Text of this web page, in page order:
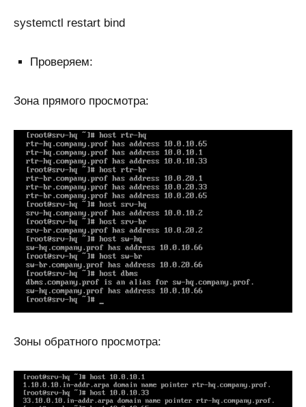
systemctl restart bind
Проверяем:
Зона прямого просмотра:
Зоны обратного просмотра: